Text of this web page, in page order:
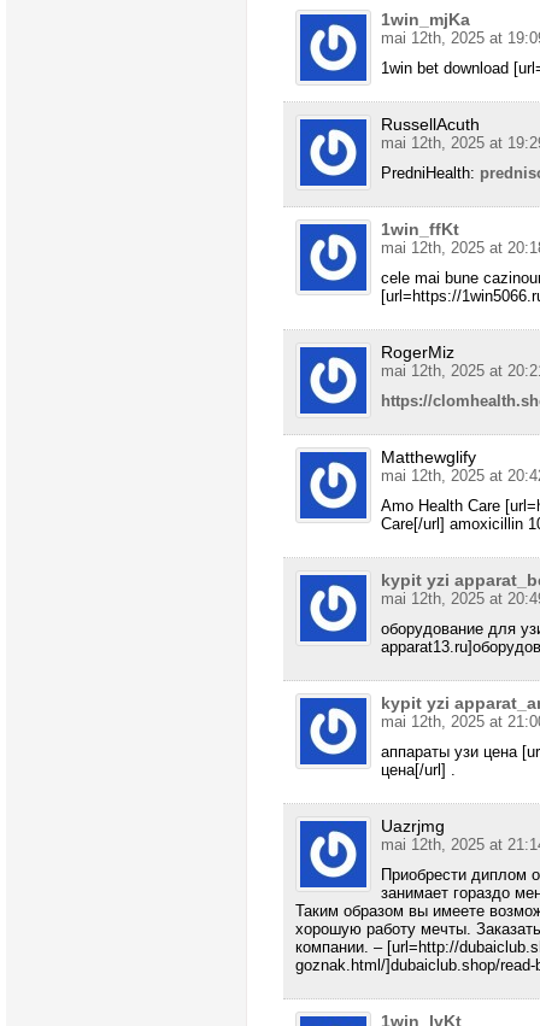
1win_mjKa
mai 12th, 2025 at
1win bet download
RussellAcuth
mai 12th, 2025 at
PredniHealth:
1win_ffKt
mai 12th, 2025 at
cele mai bune
[url=https://
RogerMiz
mai 12th, 2025 at
https://
Matthewglify
mai 12th, 2025 at
Amo Health Care
Care[/url] amoxicillin
kypit yzi
mai 12th, 2025 at
оборудование для
kypit yzi
mai 12th, 2025 at
аппараты узи цена
цена[/url] .
Uazrjmg
mai 12th, 2025 at
Приобрести диплом
занимает гораздо
Таким образом вы имеете
хорошую работу мечты.
компании. – [url=http://
goznak.html/]dubaiclub.shop/
1win_lvKt